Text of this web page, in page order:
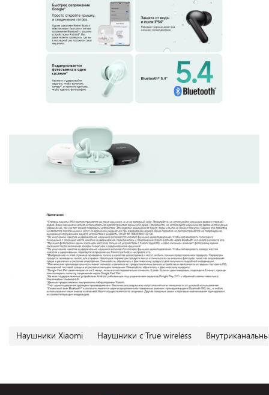
Наушники Xiaomi Наушники с True wireless